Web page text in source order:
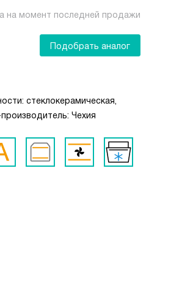
на момент последней продажи
Подобрать аналог
стеклокерамическая,
Чехия